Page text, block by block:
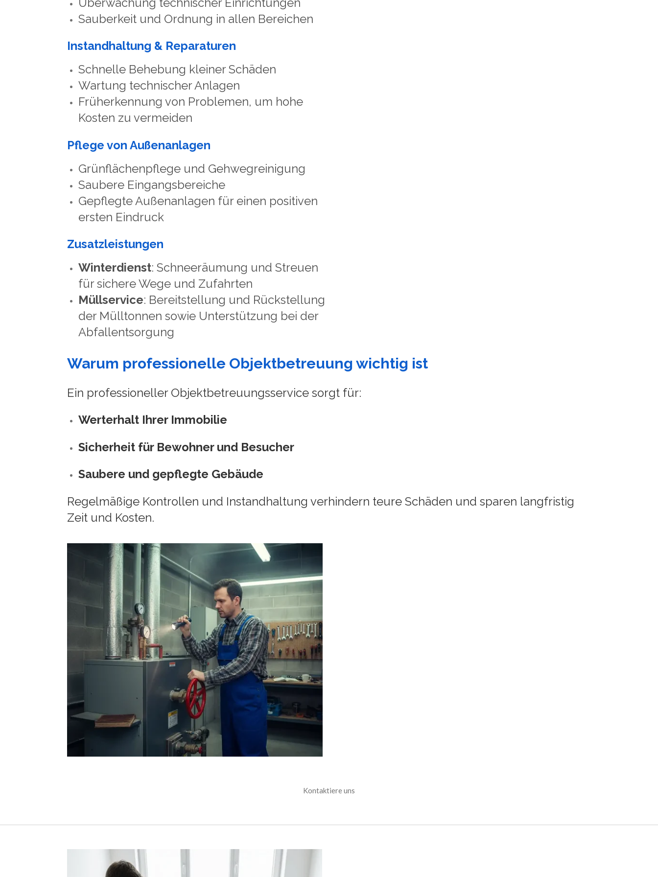
Sauberkeit und Ordnung in allen Bereichen
Instandhaltung & Reparaturen
Schnelle Behebung kleiner Schäden
Wartung technischer Anlagen
Früherkennung von Problemen, um hohe
Kosten zu vermeiden
Pflege von Außenanlagen
Grünflächenpflege und Gehwegreinigung
Saubere Eingangsbereiche
Gepflegte Außenanlagen für einen positiven
ersten Eindruck
Zusatzleistungen
Winterdienst: Schneeräumung und Streuen
für sichere Wege und Zufahrten
Müllservice: Bereitstellung und Rückstellung
der Mülltonnen sowie Unterstützung bei der
Abfallentsorgung
Warum professionelle Objektbetreuung wichtig ist
Ein professioneller Objektbetreuungsservice sorgt für:
Werterhalt Ihrer Immobilie
Sicherheit für Bewohner und Besucher
Saubere und gepflegte Gebäude
Regelmäßige Kontrollen und Instandhaltung verhindern teure Schäden und sparen langfristig
Zeit und Kosten.
Kontaktiere uns